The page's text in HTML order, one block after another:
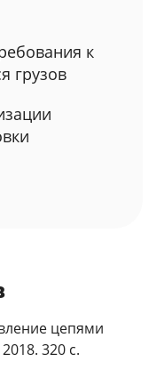
к
грузов
цепями
320 с.